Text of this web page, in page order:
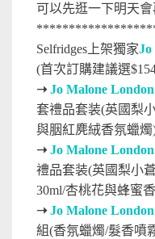
可以先逛一下明天
Selfridges上架獨家Jo
(首次訂購建議選
➝Jo Malone
套禮品套装(英國梨
與胭紅麂絨香氛蠟燭
➝Jo Malone
禮品套装(英國梨小
30ml/杏桃花與蜂蜜
➝Jo Malone
組(香氛蠟燭/髮香噴